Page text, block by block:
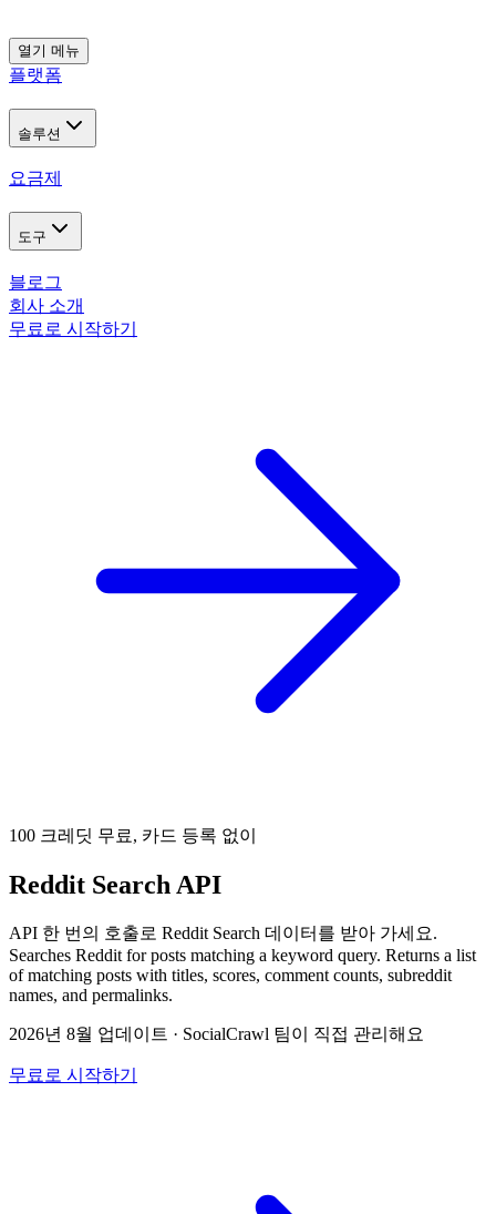
열기 메뉴
플랫폼
솔루션
요금제
도구
블로그
회사 소개
무료로 시작하기
100 크레딧 무료, 카드 등록 없이
Reddit Search API
API 한 번의 호출로 Reddit Search 데이터를 받아 가세요.
Searches Reddit for posts matching a keyword query. Returns a list
of matching posts with titles, scores, comment counts, subreddit
names, and permalinks.
2026년 8월 업데이트 · SocialCrawl 팀이 직접 관리해요
무료로 시작하기